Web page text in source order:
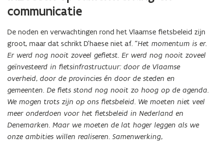
communicatie
De noden en verwachtingen rond het Vlaamse fietsbeleid zijn
groot, maar dat schrikt D’haese niet af. “Het momentum is er.
Er werd nog nooit zoveel gefietst. Er werd nog nooit zoveel
geïnvesteerd in fietsinfrastructuur: door de Vlaamse
overheid, door de provincies én door de steden en
gemeenten. De fiets stond nog nooit zo hoog op de agenda.
We mogen trots zijn op ons fietsbeleid. We moeten niet veel
meer onderdoen voor het fietsbeleid in Nederland en
Denemarken. Maar we moeten de lat hoger leggen als we
onze ambities willen realiseren. Samenwerking,